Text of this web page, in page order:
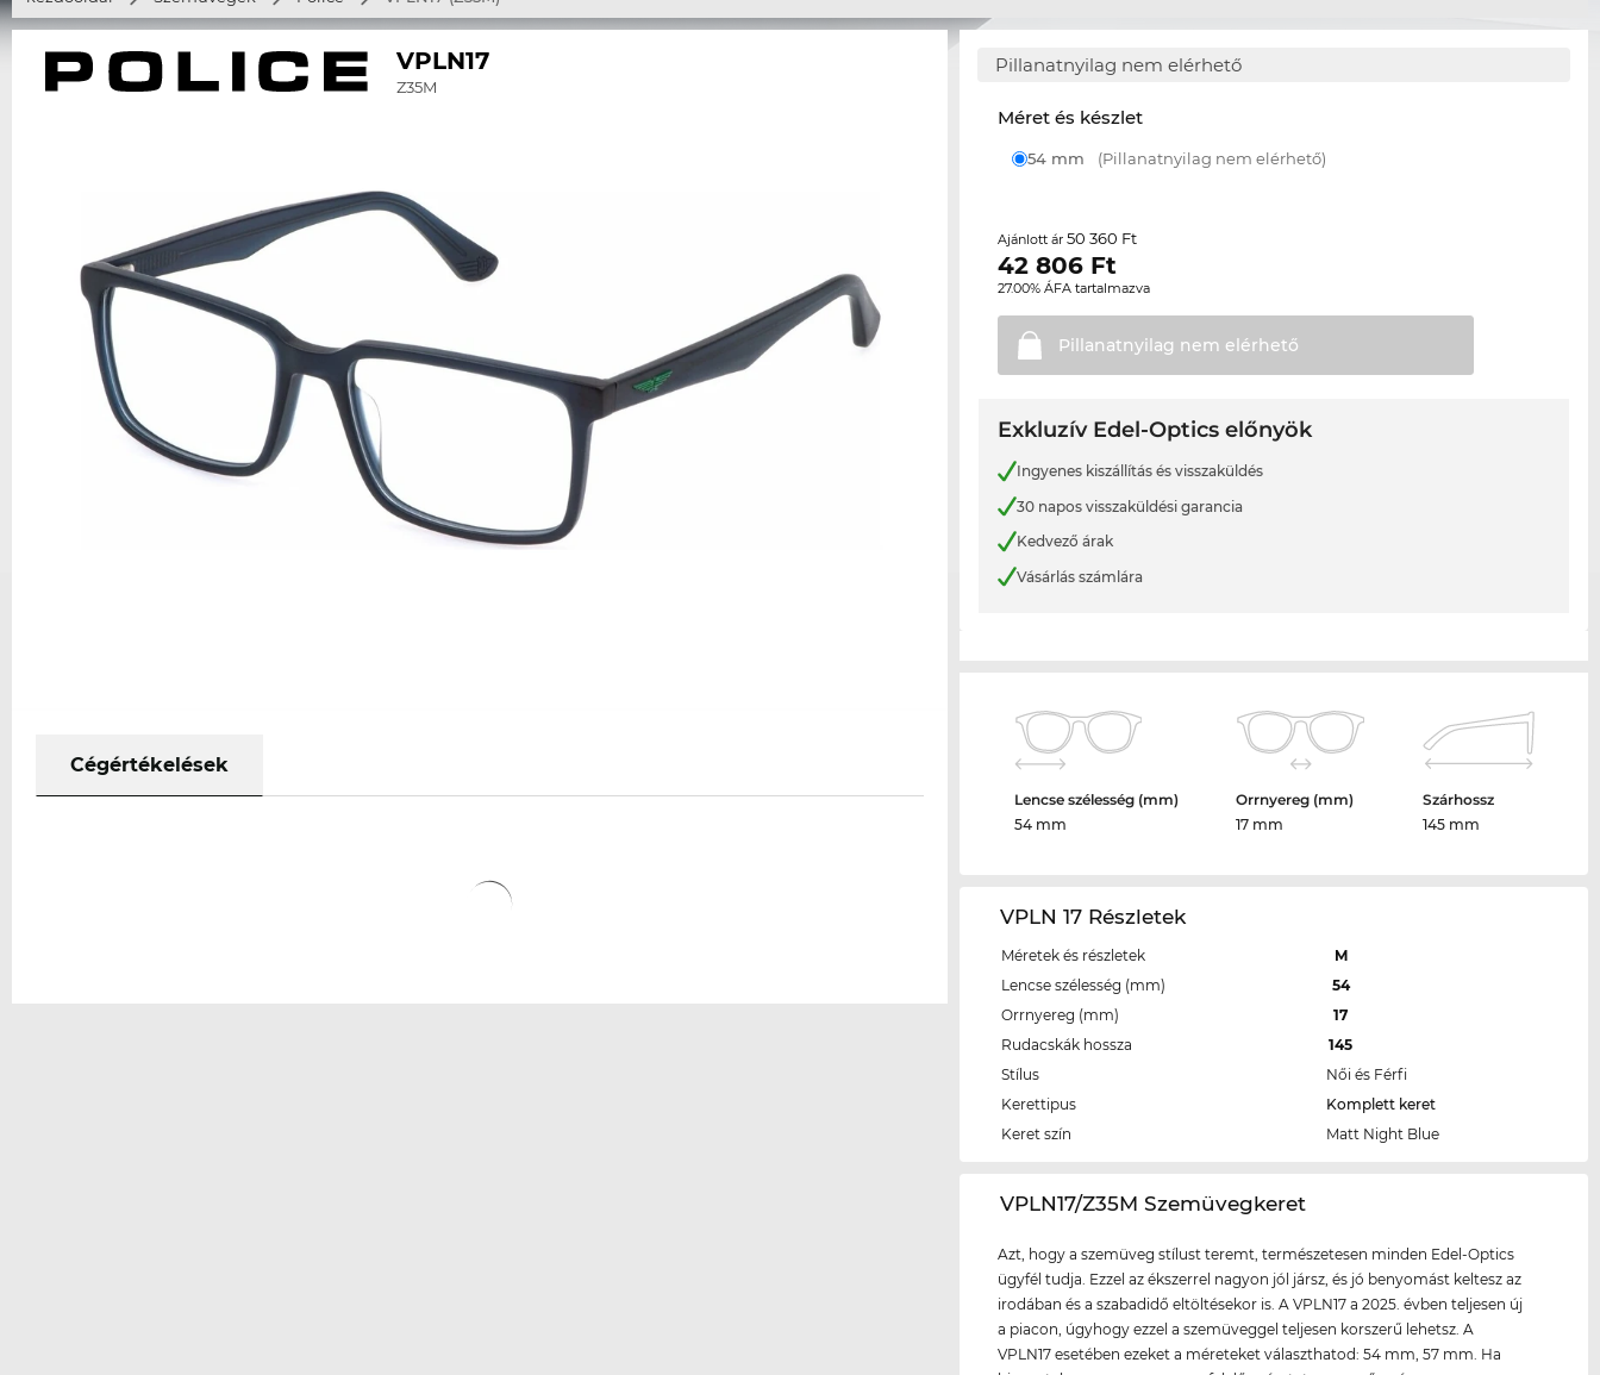
VPLN17
Z35M
Cégértékelések
Pillanatnyilag nem elérhető
Méret és készlet
54 mm (Pillanatnyilag nem elérhető)
Ajánlott ár50 360 Ft
42 806 Ft
27.00% ÁFA tartalmazva
Pillanatnyilag nem elérhető
Exkluzív Edel-Optics előnyök
Ingyenes kiszállítás és visszaküldés
30 napos visszaküldési garancia
Kedvező árak
Vásárlás számlára
Lencse szélesség (mm)
54 mm
Orrnyereg (mm)
17 mm
Szárhossz
145 mm
VPLN 17 Részletek
Méretek és részletek
M
Lencse szélesség (mm)
54
Orrnyereg (mm)
17
Rudacskák hossza
145
Stílus
Női és Férfi
Kerettipus
Komplett keret
Keret szín
Matt Night Blue
‌VPLN17/Z35M Szemüvegkeret
Azt, hogy a szemüveg stílust teremt, természetesen minden Edel-Optics
ügyfél tudja. Ezzel az ékszerrel nagyon jól jársz, és jó benyomást keltesz az
irodában és a szabadidő eltöltésekor is. A VPLN17 a 2025. évben teljesen új
a piacon, úgyhogy ezzel a szemüveggel teljesen korszerű lehetsz. A
VPLN17 esetében ezeket a méreteket választhatod: 54 mm, 57 mm. Ha